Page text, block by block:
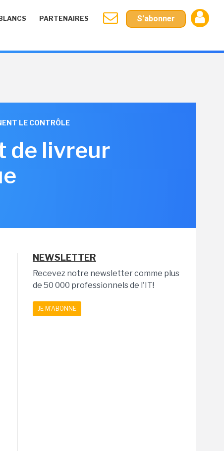
PARTENAIRES S'abonner
LE CONTRÔLE
de livreur
NEWSLETTER
Recevez notre newsletter comme plus
de 50 000 professionnels de l'IT!
JE M'ABONNE